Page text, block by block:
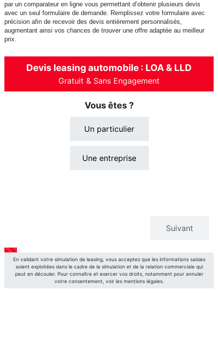
par un comparateur en ligne vous permettant d’obtenir plusieurs devis
avec un seul formulaire de demande. Remplissez votre formulaire avec
précision afin de recevoir des devis entièrement personnalisés,
augmentant ainsi vos chances de trouver une offre adaptée au meilleur
prix.